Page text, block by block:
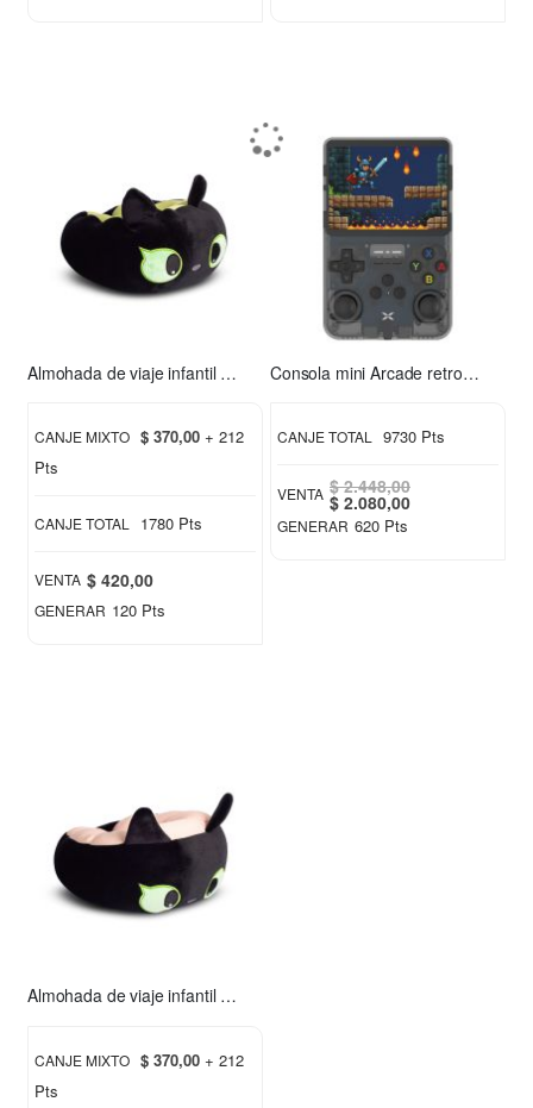
Almohada de viaje infantil Chimuelo verde
CANJE MIXTO $ 370,00 + 212
Pts
CANJE TOTAL 1780 Pts
VENTA $ 420,00
GENERAR 120 Pts
Consola mini Arcade retro Xion XI-GAME350
CANJE TOTAL 9730 Pts
VENTA $ 2.448,00
Special
Price
$ 2.080,00
GENERAR 620 Pts
Almohada de viaje infantil Chimuelo rosa
CANJE MIXTO $ 370,00 + 212
Pts